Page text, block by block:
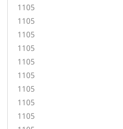
1105
1105
1105
1105
1105
1105
1105
1105
1105